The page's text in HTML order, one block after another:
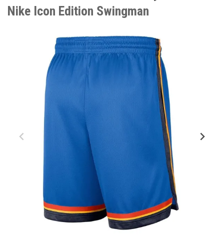
Nike Icon Edition Swingman